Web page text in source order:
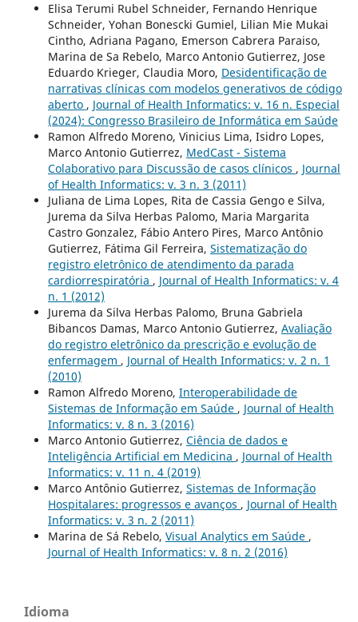
Elisa Terumi Rubel Schneider, Fernando Henrique
Schneider, Yohan Bonescki Gumiel, Lilian Mie Mukai
Cintho, Adriana Pagano, Emerson Cabrera Paraiso,
Marina de Sa Rebelo, Marco Antonio Gutierrez, Jose
Eduardo Krieger, Claudia Moro, Desidentificação de
narrativas clínicas com modelos generativos de código
aberto , Journal of Health Informatics: v. 16 n. Especial
(2024): Congresso Brasileiro de Informática em Saúde
Ramon Alfredo Moreno, Vinicius Lima, Isidro Lopes,
Marco Antonio Gutierrez, MedCast - Sistema
Colaborativo para Discussão de casos clínicos , Journal
of Health Informatics: v. 3 n. 3 (2011)
Juliana de Lima Lopes, Rita de Cassia Gengo e Silva,
Jurema da Silva Herbas Palomo, Maria Margarita
Castro Gonzalez, Fábio Antero Pires, Marco Antônio
Gutierrez, Fátima Gil Ferreira, Sistematização do
registro eletrônico de atendimento da parada
cardiorrespiratória , Journal of Health Informatics: v. 4
n. 1 (2012)
Jurema da Silva Herbas Palomo, Bruna Gabriela
Bibancos Damas, Marco Antonio Gutierrez, Avaliação
do registro eletrônico da prescrição e evolução de
enfermagem , Journal of Health Informatics: v. 2 n. 1
(2010)
Ramon Alfredo Moreno, Interoperabilidade de
Sistemas de Informação em Saúde , Journal of Health
Informatics: v. 8 n. 3 (2016)
Marco Antonio Gutierrez, Ciência de dados e
Inteligência Artificial em Medicina , Journal of Health
Informatics: v. 11 n. 4 (2019)
Marco Antônio Gutierrez, Sistemas de Informação
Hospitalares: progressos e avanços , Journal of Health
Informatics: v. 3 n. 2 (2011)
Marina de Sá Rebelo, Visual Analytics em Saúde ,
Journal of Health Informatics: v. 8 n. 2 (2016)
Idioma